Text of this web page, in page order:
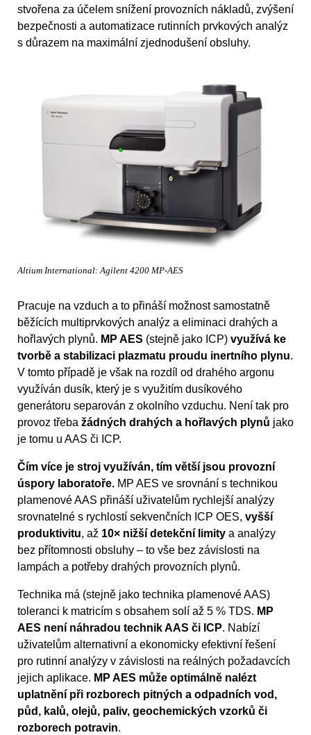
stvořena za účelem snížení provozních nákladů, zvýšení
bezpečnosti a automatizace rutinních prvkových analýz
s důrazem na maximální zjednodušení obsluhy.
Altium International: Agilent 4200 MP‑AES
Pracuje na vzduch a to přináší možnost samostatně
běžících multiprvkových analýz a eliminaci drahých a
hořlavých plynů. MP AES (stejně jako ICP) využívá ke
tvorbě a stabilizaci plazmatu proudu inertního plynu.
V tomto případě je však na rozdíl od drahého argonu
využíván dusík, který je s využitím dusíkového
generátoru separován z okolního vzduchu. Není tak pro
provoz třeba žádných drahých a hořlavých plynů jako
je tomu u AAS či ICP.
Čím více je stroj využíván, tím větší jsou provozní
úspory laboratoře. MP AES ve srovnání s technikou
plamenové AAS přináší uživatelům rychlejší analýzy
srovnatelné s rychlostí sekvenčních ICP OES, vyšší
produktivitu, až 10× nižší detekční limity a analýzy
bez přítomnosti obsluhy – to vše bez závislosti na
lampách a potřeby drahých provozních plynů.
Technika má (stejně jako technika plamenové AAS)
toleranci k matricím s obsahem solí až 5 % TDS. MP
AES není náhradou technik AAS či ICP. Nabízí
uživatelům alternativní a ekonomicky efektivní řešení
pro rutinní analýzy v závislosti na reálných požadavcích
jejich aplikace. MP AES může optimálně nalézt
uplatnění při rozborech pitných a odpadních vod,
půd, kalů, olejů, paliv, geochemických vzorků či
rozborech potravin.